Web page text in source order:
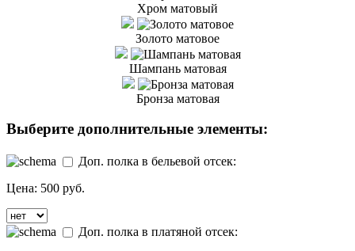
Хром матовый
Золото матовое
Шампань матовая
Бронза матовая
Выберите дополнительные элементы:
Доп. полка в бельевой отсек:
Цена: 500 руб.
Доп. полка в платяной отсек: